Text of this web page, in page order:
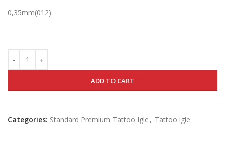
0,35mm(012)
ADD TO CART
Categories: Standard Premium Tattoo Igle , Tattoo igle